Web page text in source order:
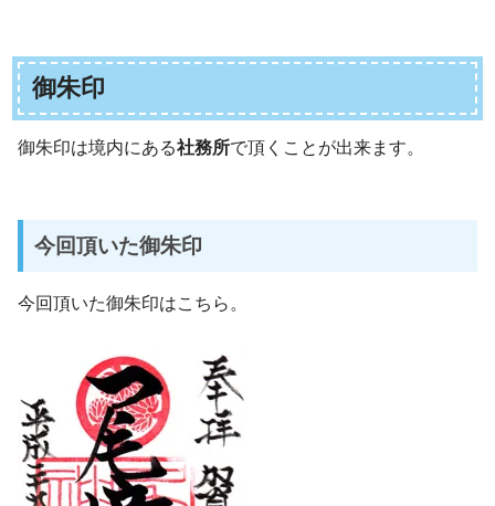
御朱印
御朱印は境内にある社務所で頂くことが出来ます。
今回頂いた御朱印
今回頂いた御朱印はこちら。